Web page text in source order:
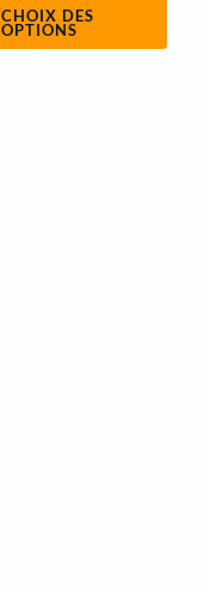
CHOIX DES
OPTIONS